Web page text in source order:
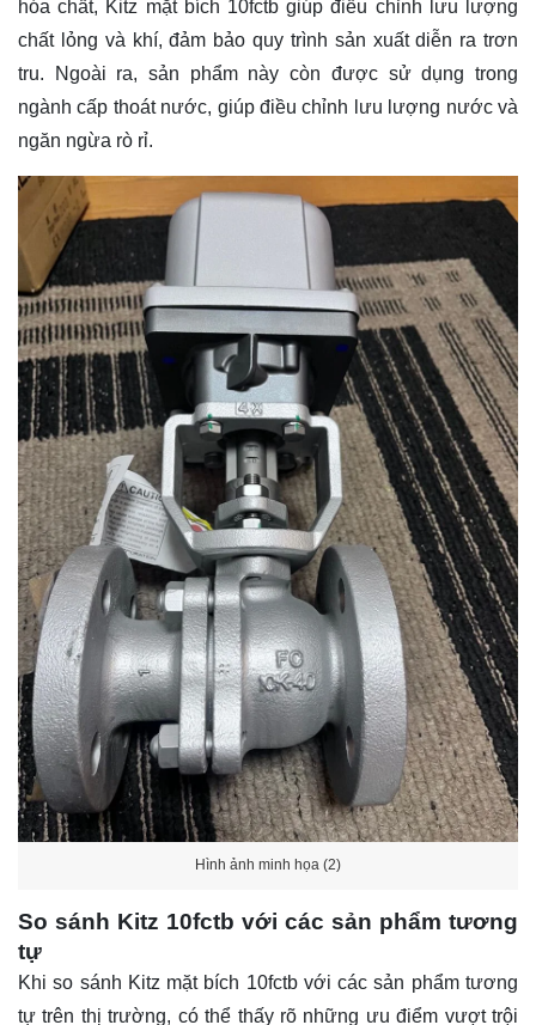
hóa chất, Kitz mặt bích 10fctb giúp điều chỉnh lưu lượng
chất lỏng và khí, đảm bảo quy trình sản xuất diễn ra trơn
tru. Ngoài ra, sản phẩm này còn được sử dụng trong
ngành cấp thoát nước, giúp điều chỉnh lưu lượng nước và
ngăn ngừa rò rỉ.
Hình ảnh minh họa (2)
So sánh Kitz 10fctb với các sản phẩm tương
tự
Khi so sánh Kitz mặt bích 10fctb với các sản phẩm tương
tự trên thị trường, có thể thấy rõ những ưu điểm vượt trội